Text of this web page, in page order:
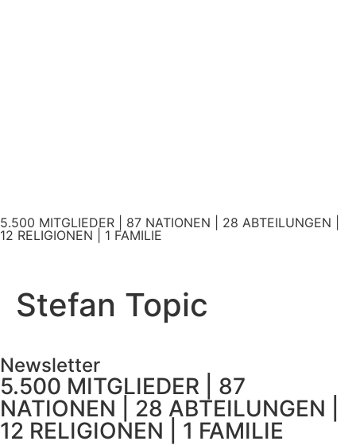
5.500 MITGLIEDER | 87 NATIONEN | 28 ABTEILUNGEN |
12 RELIGIONEN | 1 FAMILIE
Stefan Topic
Newsletter
5.500 MITGLIEDER | 87
NATIONEN | 28 ABTEILUNGEN |
12 RELIGIONEN | 1 FAMILIE